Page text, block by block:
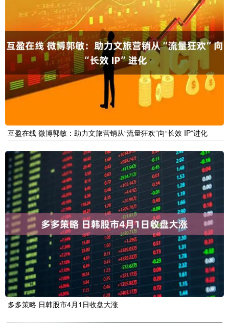
互盈在线 微博郭敏：助力文旅营销从“流量狂欢”向“长效 IP”进化
多多策略 日韩股市4月1日收盘大涨